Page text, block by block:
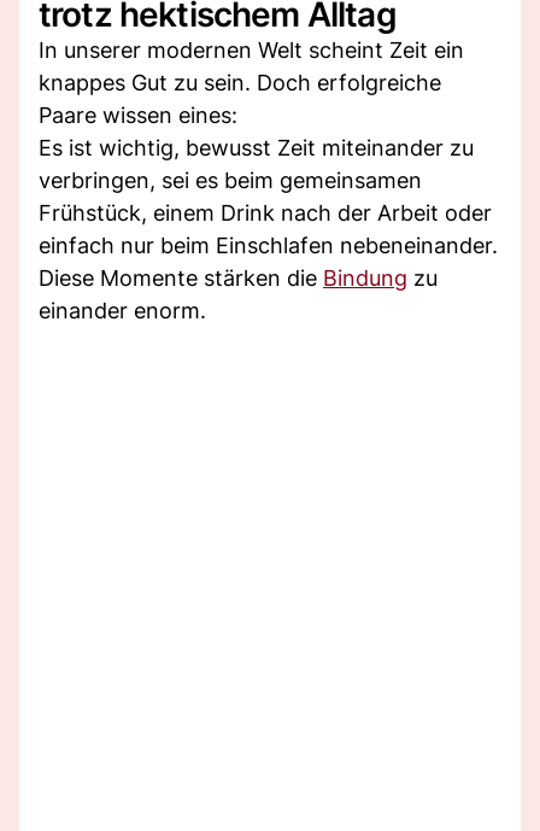
trotz hektischem Alltag
In unserer modernen Welt scheint Zeit ein
knappes Gut zu sein. Doch erfolgreiche
Paare wissen eines:
Es ist wichtig, bewusst Zeit miteinander zu
verbringen, sei es beim gemeinsamen
Frühstück, einem Drink nach der Arbeit oder
einfach nur beim Einschlafen nebeneinander.
Diese Momente stärken die Bindung zu
einander enorm.